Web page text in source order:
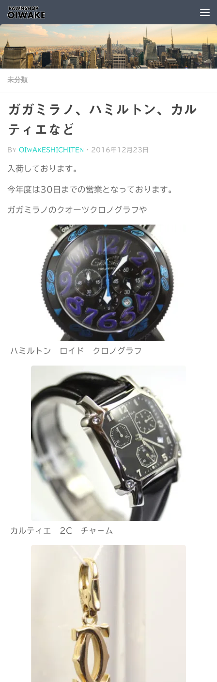
コンテンツへスキップ
未分類
ガガミラノ、ハミルトン、カル
ティエなど
BY OIWAKESHICHITEN · 2016年12月23日
入荷しております。
今年度は30日までの営業となっております。
ガガミラノのクオーツクロノグラフや
ハミルトン ロイド クロノグラフ
カルティエ 2C チャ－ム